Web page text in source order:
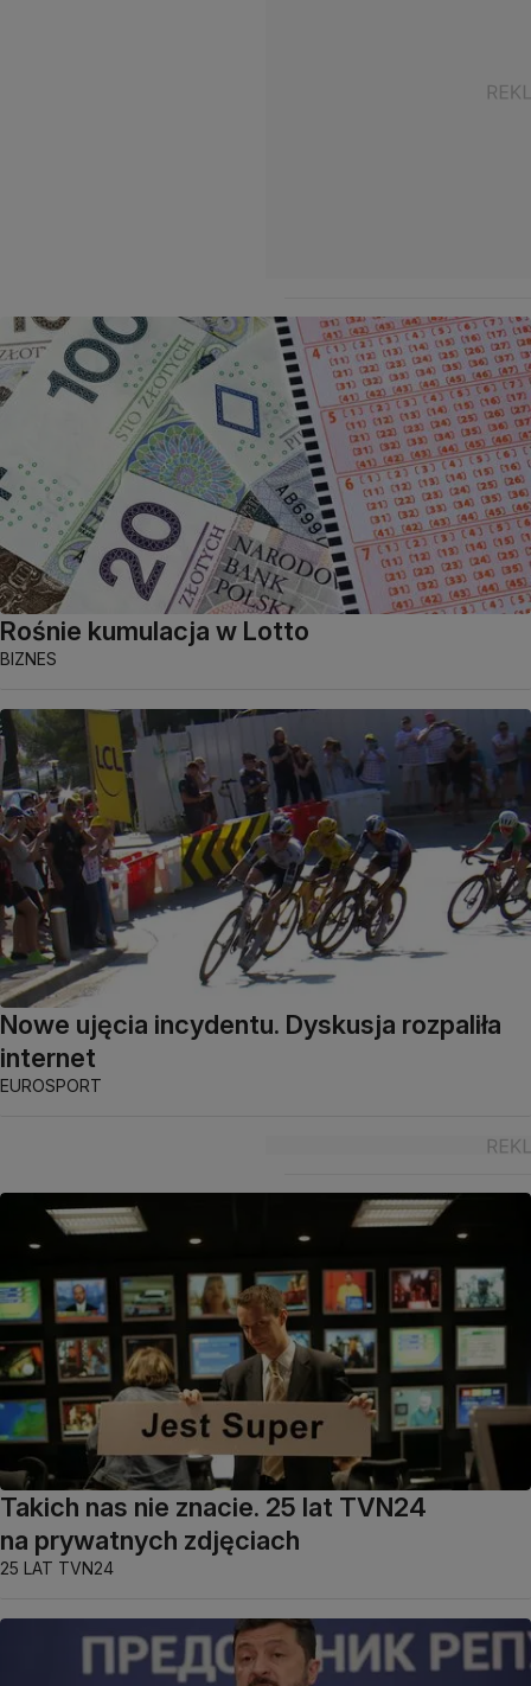
Rośnie kumulacja w Lotto
BIZNES
Nowe ujęcia incydentu. Dyskusja rozpaliła
internet
EUROSPORT
Takich nas nie znacie. 25 lat TVN24
na prywatnych zdjęciach
25 LAT TVN24